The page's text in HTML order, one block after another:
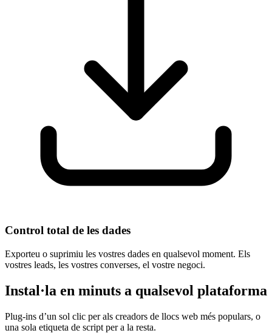
Control total de les dades
Exporteu o suprimiu les vostres dades en qualsevol moment. Els
vostres leads, les vostres converses, el vostre negoci.
Instal·la en minuts a qualsevol plataforma
Plug-ins d’un sol clic per als creadors de llocs web més populars, o
una sola etiqueta de script per a la resta.